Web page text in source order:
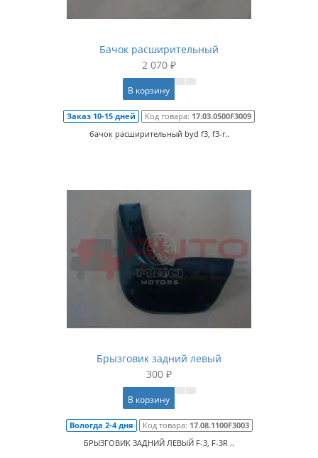
Бачок расширительный
2 070 ₽
В корзину
Заказ 10-15 дней Код товара: 17.03.0500F3009
бачок расширительный byd f3, f3-r..
Брызговик задний левый
300 ₽
В корзину
Вологда 2-4 дня Код товара: 17.08.1100F3003
БРЫЗГОВИК ЗАДНИЙ ЛЕВЫЙ F-3, F-3R ..